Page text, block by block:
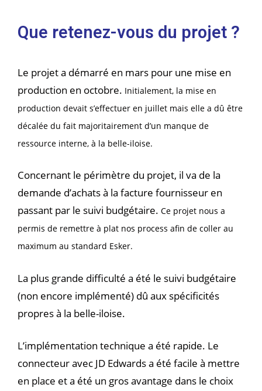
Que retenez-vous du projet ?
Le projet a démarré en mars pour une mise en
production en octobre. Initialement, la mise en
production devait s’effectuer en juillet mais elle a dû être
décalée du fait majoritairement d’un manque de
ressource interne, à la belle-iloise.
Concernant le périmètre du projet, il va de la
demande d’achats à la facture fournisseur en
passant par le suivi budgétaire. Ce projet nous a
permis de remettre à plat nos process afin de coller au
maximum au standard Esker.
La plus grande difficulté a été le suivi budgétaire
(non encore implémenté) dû aux spécificités
propres à la belle-iloise.
L’implémentation technique a été rapide. Le
connecteur avec JD Edwards a été facile à mettre
en place et a été un gros avantage dans le choix